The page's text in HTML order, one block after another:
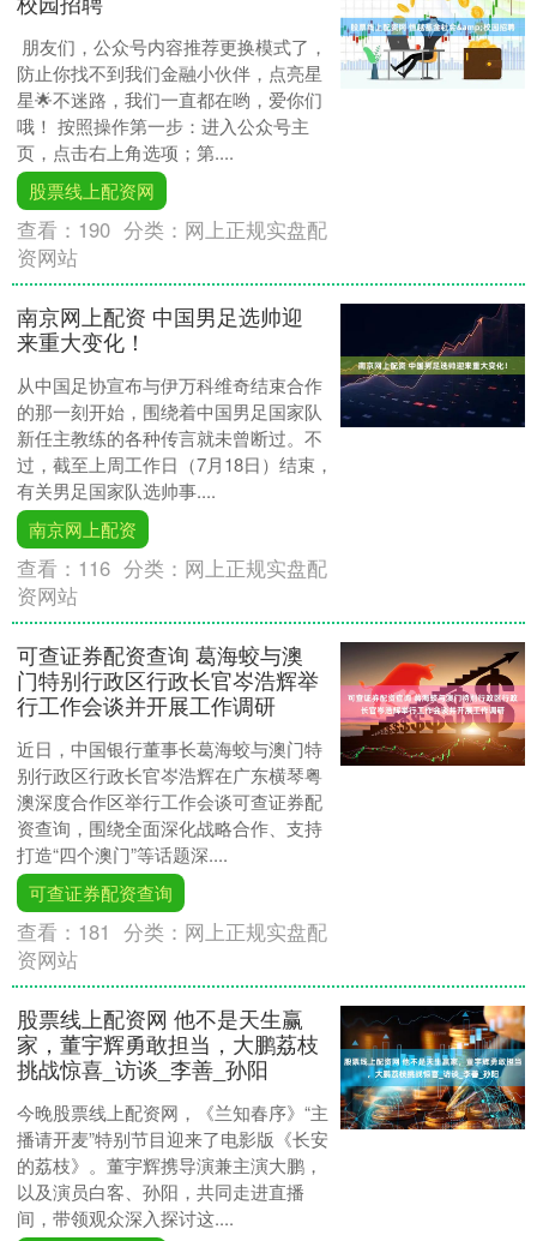
朋友们，公众号内容推荐更换模式了，
防止你找不到我们金融小伙伴，点亮星
星🌟不迷路，我们一直都在哟，爱你们
哦！ 按照操作第一步：进入公众号主
页，点击右上角选项；第....
股票线上配资网
查看： 190 分类： 网上正规实盘配
资网站
南京网上配资 中国男足选帅迎
来重大变化！
从中国足协宣布与伊万科维奇结束合作
的那一刻开始，围绕着中国男足国家队
新任主教练的各种传言就未曾断过。不
过，截至上周工作日（7月18日）结束，
有关男足国家队选帅事....
南京网上配资
查看： 116 分类： 网上正规实盘配
资网站
可查证券配资查询 葛海蛟与澳
门特别行政区行政长官岑浩辉举
行工作会谈并开展工作调研
近日，中国银行董事长葛海蛟与澳门特
别行政区行政长官岑浩辉在广东横琴粤
澳深度合作区举行工作会谈可查证券配
资查询，围绕全面深化战略合作、支持
打造“四个澳门”等话题深....
可查证券配资查询
查看： 181 分类： 网上正规实盘配
资网站
股票线上配资网 他不是天生赢
家，董宇辉勇敢担当，大鹏荔枝
挑战惊喜_访谈_李善_孙阳
今晚股票线上配资网，《兰知春序》“主
播请开麦”特别节目迎来了电影版《长安
的荔枝》。董宇辉携导演兼主演大鹏，
以及演员白客、孙阳，共同走进直播
间，带领观众深入探讨这....